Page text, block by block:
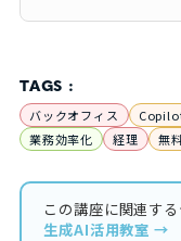
TAGS :
バックオフィス
業務効率化
経理 無
この講座に関連す
生成AI活用教室 →